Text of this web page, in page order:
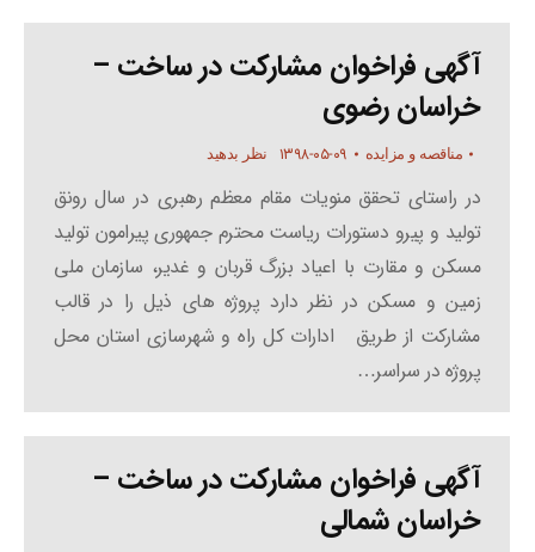
آگهی فراخوان مشارکت در ساخت –
خراسان رضوی
مناقصه و مزایده ۱۳۹۸-۰۵-۰۹ نظر بدهید
در راستای تحقق منویات مقام معظم رهبری در سال رونق
تولید و پیرو دستورات ریاست محترم جمهوری پیرامون تولید
مسکن و مقارت با اعیاد بزرگ قربان و غدیر، سازمان ملی
زمین و مسکن در نظر دارد پروژه های ذیل را در قالب
مشارکت از طریق ادارات کل راه و شهرسازی استان محل
پروژه در سراسر…
آگهی فراخوان مشارکت در ساخت –
خراسان شمالی